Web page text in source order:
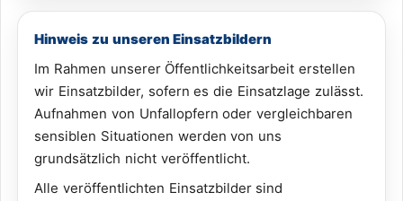
Hinweis zu unseren Einsatzbildern
Im Rahmen unserer Öffentlichkeitsarbeit erstellen
wir Einsatzbilder, sofern es die Einsatzlage zulässt.
Aufnahmen von Unfallopfern oder vergleichbaren
sensiblen Situationen werden von uns
grundsätzlich nicht veröffentlicht.
Alle veröffentlichten Einsatzbilder sind